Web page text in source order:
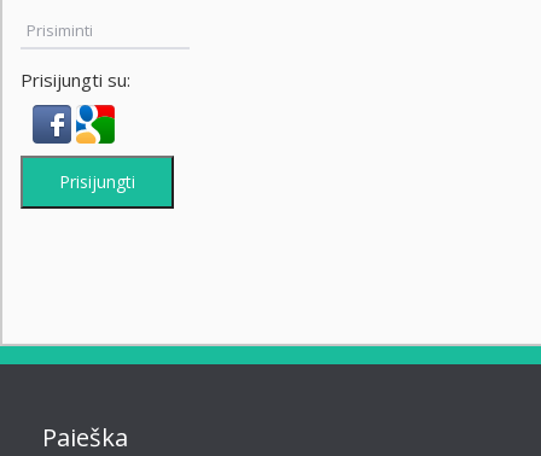
Prisiminti
Prisijungti su:
Prisijungti
Paieška